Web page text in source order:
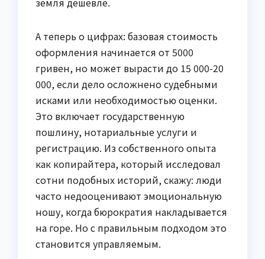
А теперь о цифрах: базовая стоимость
оформления начинается от 5000
гривен, но может вырасти до 15 000-20
000, если дело осложнено судебными
исками или необходимостью оценки.
Это включает государственную
пошлину, нотариальные услуги и
регистрацию. Из собственного опыта
как копирайтера, который исследовал
сотни подобных историй, скажу: люди
часто недооценивают эмоциональную
ношу, когда бюрократия накладывается
на горе. Но с правильным подходом это
становится управляемым.